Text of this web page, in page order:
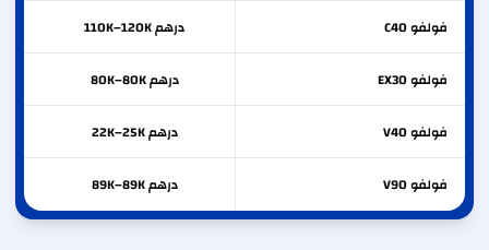
فولفوC40 درهم 110K–120K
فولفوEX30 درهم 80K–80K
فولفوV40 درهم 22K–25K
فولفوV90 درهم 89K–89K